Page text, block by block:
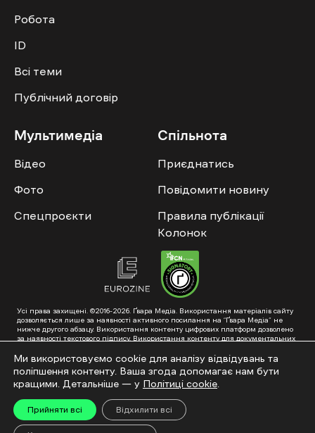
Робота
ID
Всі теми
Публічний договір
Мультимедіа
Відео
Фото
Спецпроєкти
Спільнота
Приєднатись
Повідомити новину
Правила публікації
Колонок
Усі права захищені. ©2016-2026. Ґвара Медіа. Використання матеріалів сайту
дозволяється лише за наявності активного посилання на “Ґвара Медіа” не
нижче другого абзацу. Використання контенту цифрових платформ дозволено
за наявності текстового підпису. Використання контенту для документальних
схвалення від редакції.
Суб’єкт у сфері онлайн-медіа; ідентифікатор медіа – R40-01353. Поштова
адреса: ГО «Ґвара Медіа», 61057, Харків, вул. Гоголя, 14, абонентська скринька
№7400
Підкинь нам тему на пошту – hello@gwaramedia.com
Модернізація сайту:
Ми використовуємо cookie для аналізу відвідувань та
поліпшення контенту. Ваша згода допомагає нам бути
кращими. Детальніше — у Політиці cookie
Прийняти всі Відхилити всі